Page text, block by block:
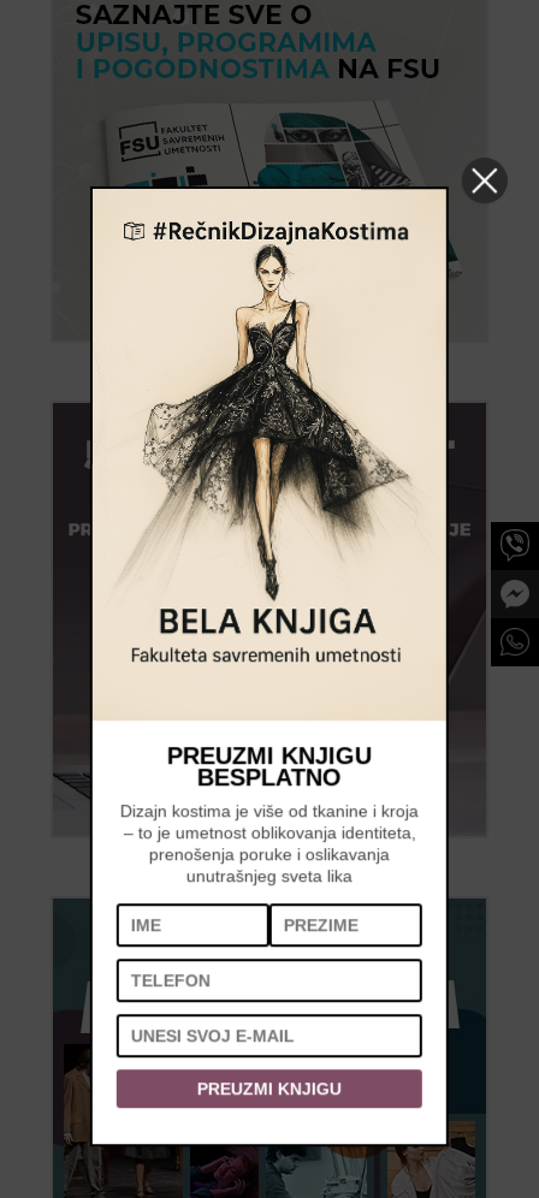
PREUZMI KNJIGU
BESPLATNO
Dizajn kostima je više od tkanine i kroja
– to je umetnost oblikovanja identiteta,
prenošenja poruke i oslikavanja
unutrašnjeg sveta lika
PREUZMI KNJIGU